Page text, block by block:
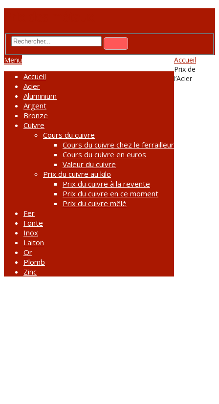
Menu
Accueil
Acier
Aluminium
Argent
Bronze
Cuivre
Cours du cuivre
Cours du cuivre chez le ferrailleur
Cours du cuivre en euros
Valeur du cuivre
Prix du cuivre au kilo
Prix du cuivre à la revente
Prix du cuivre en ce moment
Prix du cuivre mêlé
Fer
Fonte
Inox
Laiton
Or
Plomb
Zinc
Accueil
Prix de
l’Acier